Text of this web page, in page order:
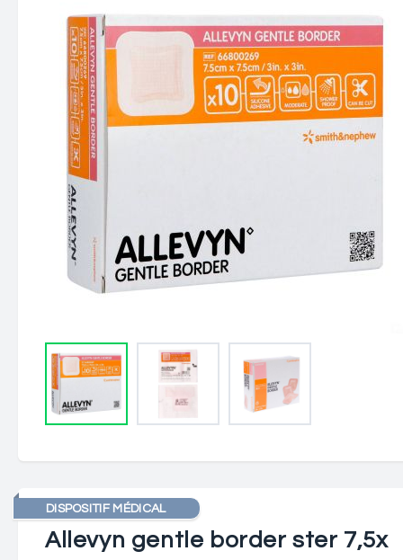
DISPOSITIF MÉDICAL
Allevyn gentle border ster 7,5x